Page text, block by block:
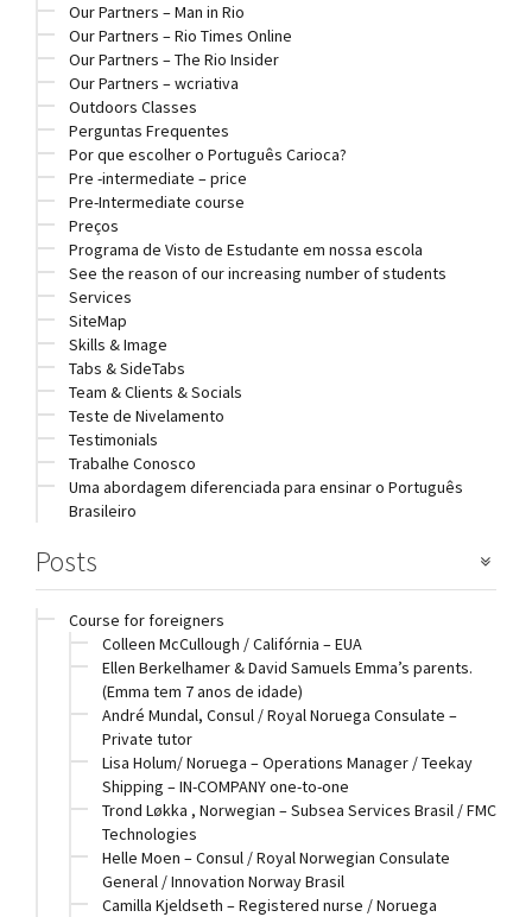
Our Partners – Man in Rio
Our Partners – Rio Times Online
Our Partners – The Rio Insider
Our Partners – wcriativa
Outdoors Classes
Perguntas Frequentes
Por que escolher o Português Carioca?
Pre -intermediate – price
Pre-Intermediate course
Preços
Programa de Visto de Estudante em nossa escola
See the reason of our increasing number of students
Services
SiteMap
Skills & Image
Tabs & SideTabs
Team & Clients & Socials
Teste de Nivelamento
Testimonials
Trabalhe Conosco
Uma abordagem diferenciada para ensinar o Português
Brasileiro
Posts
Course for foreigners
Colleen McCullough / Califórnia – EUA
Ellen Berkelhamer & David Samuels Emma’s parents.
(Emma tem 7 anos de idade)
André Mundal, Consul / Royal Noruega Consulate –
Private tutor
Lisa Holum/ Noruega – Operations Manager / Teekay
Shipping – IN-COMPANY one-to-one
Trond Løkka , Norwegian – Subsea Services Brasil / FMC
Technologies
Helle Moen – Consul / Royal Norwegian Consulate
General / Innovation Norway Brasil
Camilla Kjeldseth – Registered nurse / Noruega